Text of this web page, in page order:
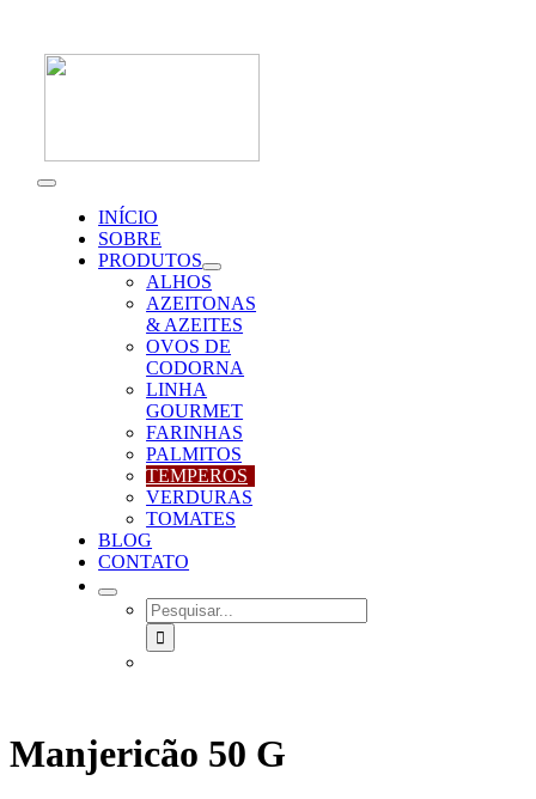
content
Toggle
NavigationINÍCIO
SOBRE
PRODUTOS
ALHOS
AZEITONAS
& AZEITES
OVOS DE
CODORNA
LINHA
GOURMET
FARINHAS
PALMITOS
TEMPEROS
VERDURAS
TOMATES
BLOG
CONTATO
SEARCH
FOR:
Manjericão 50 G